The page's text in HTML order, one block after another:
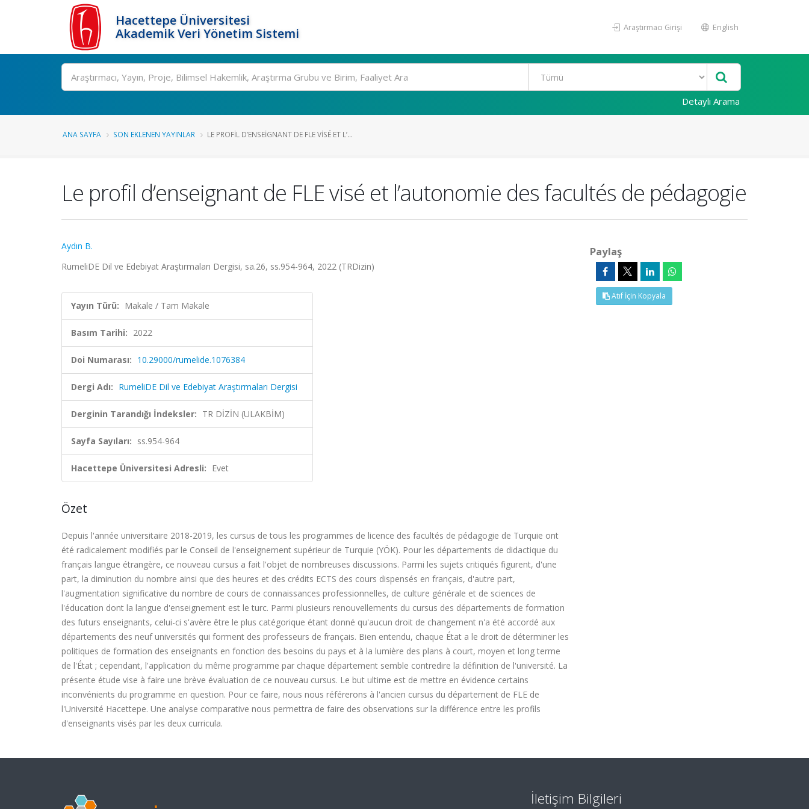
Hacettepe Üniversitesi
Akademik Veri Yönetim Sistemi
Araştırmacı Girişi English
Ara
Detaylı Arama
ANA SAYFA SON EKLENEN YAYINLAR LE PROFIL D’ENSEIGNANT DE FLE VISÉ ET L’...
Le profil d’enseignant de FLE visé et l’autonomie des facultés de pédagogie
Aydın B.
RumeliDE Dil ve Edebiyat Araştırmaları Dergisi, sa.26, ss.954-964, 2022 (TRDizin)
Yayın Türü: Makale / Tam Makale
Basım Tarihi: 2022
Doi Numarası: 10.29000/rumelide.1076384
Dergi Adı: RumeliDE Dil ve Edebiyat Araştırmaları Dergisi
Derginin Tarandığı İndeksler: TR DİZİN (ULAKBİM)
Sayfa Sayıları: ss.954-964
Hacettepe Üniversitesi Adresli: Evet
Özet
Depuis l'année universitaire 2018-2019, les cursus de tous les programmes de licence des facultés de pédagogie de Turquie ont
été radicalement modifiés par le Conseil de l'enseignement supérieur de Turquie (YÖK). Pour les départements de didactique du
français langue étrangère, ce nouveau cursus a fait l'objet de nombreuses discussions. Parmi les sujets critiqués figurent, d'une
part, la diminution du nombre ainsi que des heures et des crédits ECTS des cours dispensés en français, d'autre part,
l'augmentation significative du nombre de cours de connaissances professionnelles, de culture générale et de sciences de
l'éducation dont la langue d'enseignement est le turc. Parmi plusieurs renouvellements du cursus des départements de formation
des futurs enseignants, celui-ci s'avère être le plus catégorique étant donné qu'aucun droit de changement n'a été accordé aux
départements des neuf universités qui forment des professeurs de français. Bien entendu, chaque État a le droit de déterminer les
politiques de formation des enseignants en fonction des besoins du pays et à la lumière des plans à court, moyen et long terme
de l'État ; cependant, l'application du même programme par chaque département semble contredire la définition de l'université. La
présente étude vise à faire une brève évaluation de ce nouveau cursus. Le but ultime est de mettre en évidence certains
inconvénients du programme en question. Pour ce faire, nous nous référerons à l'ancien cursus du département de FLE de
l'Université Hacettepe. Une analyse comparative nous permettra de faire des observations sur la différence entre les profils
d'enseignants visés par les deux curricula.
Paylaş
Atıf İçin Kopyala
İletişim Bilgileri